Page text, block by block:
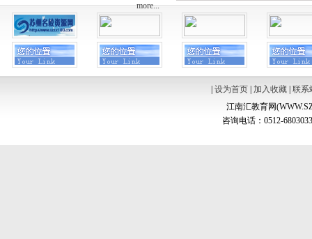
more...
设为首页| 加入收藏| 联系
江南汇教育网
咨询电话：0512-